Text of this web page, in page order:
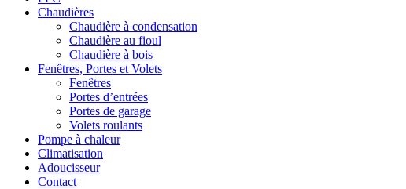
Chaudières
Chaudière à condensation
Chaudière au fioul
Chaudière à bois
Fenêtres, Portes et Volets
Fenêtres
Portes d’entrées
Portes de garage
Volets roulants
Pompe à chaleur
Climatisation
Adoucisseur
Contact